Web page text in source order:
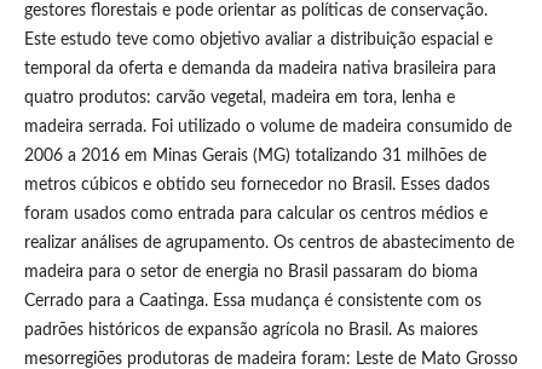
gestores florestais e pode orientar as políticas de conservação.
Este estudo teve como objetivo avaliar a distribuição espacial e
temporal da oferta e demanda da madeira nativa brasileira para
quatro produtos: carvão vegetal, madeira em tora, lenha e
madeira serrada. Foi utilizado o volume de madeira consumido de
2006 a 2016 em Minas Gerais (MG) totalizando 31 milhões de
metros cúbicos e obtido seu fornecedor no Brasil. Esses dados
foram usados como entrada para calcular os centros médios e
realizar análises de agrupamento. Os centros de abastecimento de
madeira para o setor de energia no Brasil passaram do bioma
Cerrado para a Caatinga. Essa mudança é consistente com os
padrões históricos de expansão agrícola no Brasil. As maiores
mesorregiões produtoras de madeira foram: Leste de Mato Grosso